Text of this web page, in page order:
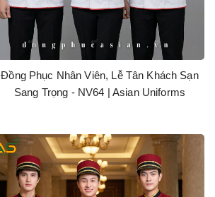
Đồng Phục Nhân Viên, Lễ Tân Khách Sạn
Sang Trọng - NV64 | Asian Uniforms